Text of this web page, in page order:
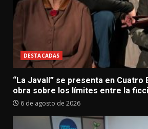
DESTACADAS
“La Javalí” se presenta en Cuatro
obra sobre los límites entre la
6 de agosto de 2026